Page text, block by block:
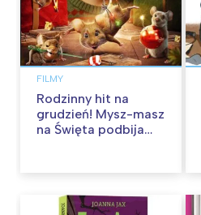
FILMY
Rodzinny hit na
grudzień! Mysz-masz
na Święta podbija